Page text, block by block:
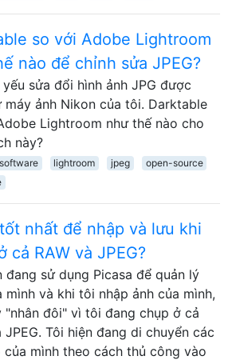
so với Adobe Lightroom
nào để chỉnh sửa JPEG?
sửa đổi hình ảnh JPG được
máy ảnh Nikon của tôi. Darktable
Lightroom như thế nào cho
này?
software lightroom jpeg
open-source
nhất để nhập và lưu khi
cả RAW và JPEG?
đang sử dụng Picasa để quản lý
mình và khi tôi nhập ảnh của mình,
"nhân đôi" vì tôi đang chụp ở cả
JPEG. Tôi hiện đang di chuyển các
của mình theo cách thủ công vào